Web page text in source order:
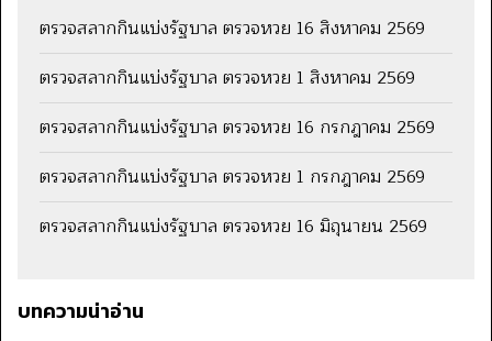
ตรวจสลากกินแบ่งรัฐบาล ตรวจหวย 16 สิงหาคม 2569
ตรวจสลากกินแบ่งรัฐบาล ตรวจหวย 1 สิงหาคม 2569
ตรวจสลากกินแบ่งรัฐบาล ตรวจหวย 16 กรกฎาคม 2569
ตรวจสลากกินแบ่งรัฐบาล ตรวจหวย 1 กรกฎาคม 2569
ตรวจสลากกินแบ่งรัฐบาล ตรวจหวย 16 มิถุนายน 2569
บทความน่าอ่าน